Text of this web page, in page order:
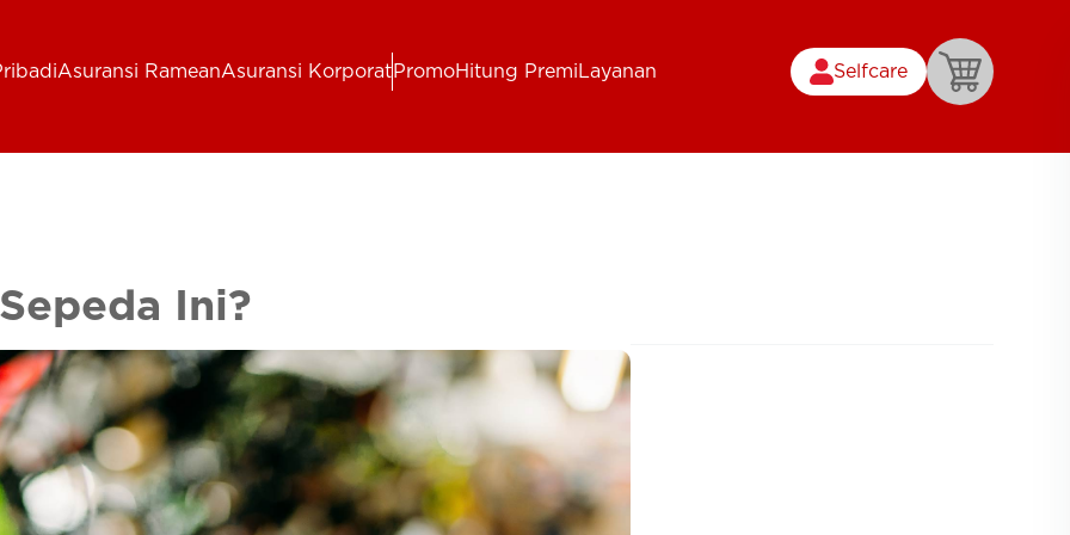
Asuransi RameanAsuransi KorporatPromoHitung Premi Layanan Selfcare
Ini?